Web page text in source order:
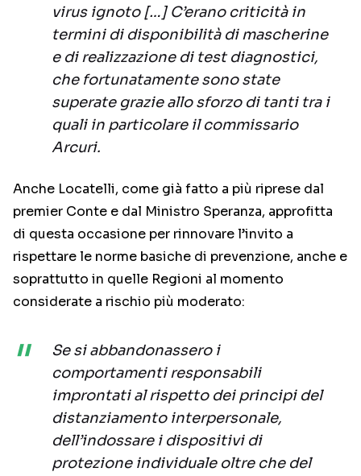
virus ignoto […] C’erano criticità in
termini di disponibilità di mascherine
e di realizzazione di test diagnostici,
che fortunatamente sono state
superate grazie allo sforzo di tanti tra i
quali in particolare il commissario
Arcuri.
Anche Locatelli, come già fatto a più riprese dal
premier Conte e dal Ministro Speranza, approfitta
di questa occasione per rinnovare l’invito a
rispettare le norme basiche di prevenzione, anche e
soprattutto in quelle Regioni al momento
considerate a rischio più moderato:
Se si abbandonassero i
comportamenti responsabili
improntati al rispetto dei principi del
distanziamento interpersonale,
dell’indossare i dispositivi di
protezione individuale oltre che del